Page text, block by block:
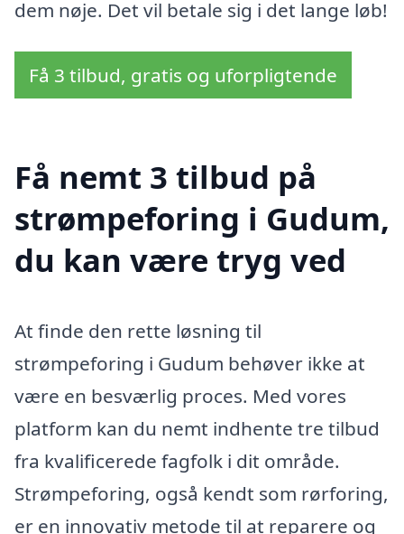
dem nøje. Det vil betale sig i det lange løb!
Få 3 tilbud, gratis og uforpligtende
Få nemt 3 tilbud på
strømpeforing i Gudum,
du kan være tryg ved
At finde den rette løsning til
strømpeforing i Gudum behøver ikke at
være en besværlig proces. Med vores
platform kan du nemt indhente tre tilbud
fra kvalificerede fagfolk i dit område.
Strømpeforing, også kendt som rørforing,
er en innovativ metode til at reparere og